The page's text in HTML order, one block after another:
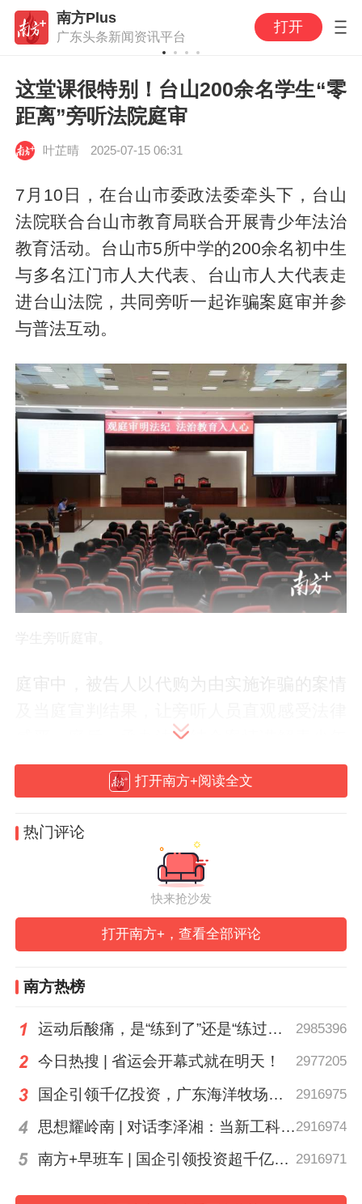
南方Plus
广东头条新闻资讯平台
打开
这堂课很特别！台山200余名学生“零
距离”旁听法院庭审
叶芷晴 2025-07-15 06:31
7月10日，在台山市委政法委牵头下，台山
法院联合台山市教育局联合开展青少年法治
教育活动。台山市5所中学的200余名初中生
与多名江门市人大代表、台山市人大代表走
进台山法院，共同旁听一起诈骗案庭审并参
与普法互动。
庭审中，被告人以代购为由实施诈骗的案情
威严。庭后，承办法官结合案情讲解青少年
防骗知识，利用卡片游戏互动普法，现场气
氛热列。此次活动是落实普法责任制的具体
普法游戏互动。
撰文：叶芷晴 陈弯弯
打开南方+阅读全文
热门评论
快来抢沙发
打开南方+，查看全部评论
南方热榜
运动后酸痛，是“练到了”还是“练过了”？ 2985396
今日热搜 | 省运会开幕式就在明天！ 2977205
国企引领千亿投资，广东海洋牧场这场会议信息量很大 2916975
思想耀岭南 | 对话李泽湘：当新工科教育遇上大湾区超级供应链2916974
南方+早班车 | 国企引领投资超千亿！广东现代化海洋牧场建设提速 2916971